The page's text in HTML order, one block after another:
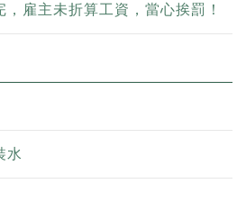
，雇主未折算工資，當心挨罰！
水